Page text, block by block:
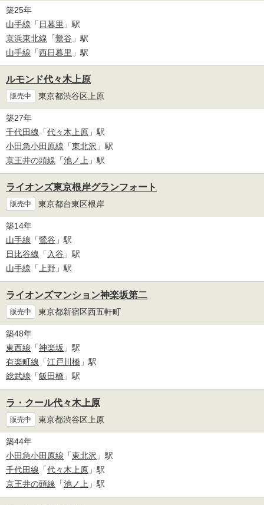
築25年
山手線 「 日暮里 」駅
京浜東北線 「鶯谷 」駅
山手線 「西日暮里 」駅
ルモンド代々木上原
販売中 東京都渋谷区上原
築27年
千代田線 「代々木上原 」駅
小田急小田原線 「東北沢 」駅
京王井の頭線 「池ノ上 」駅
ライオンズ東京根岸グランフォート
販売中 東京都台東区根岸
築14年
山手線 「鶯谷 」駅
日比谷線 「 入谷 」駅
山手線 「 上野 」駅
ライオンズマンション神楽坂第二
販売中 東京都新宿区西五軒町
築48年
東西線 「神楽坂 」駅
有楽町線 「江戸川橋 」駅
総武線 「飯田橋 」駅
ラ・クール代々木上原
販売中 東京都渋谷区上原
築44年
小田急小田原線 「東北沢 」駅
千代田線 「代々木上原 」駅
京王井の頭線 「池ノ上 」駅